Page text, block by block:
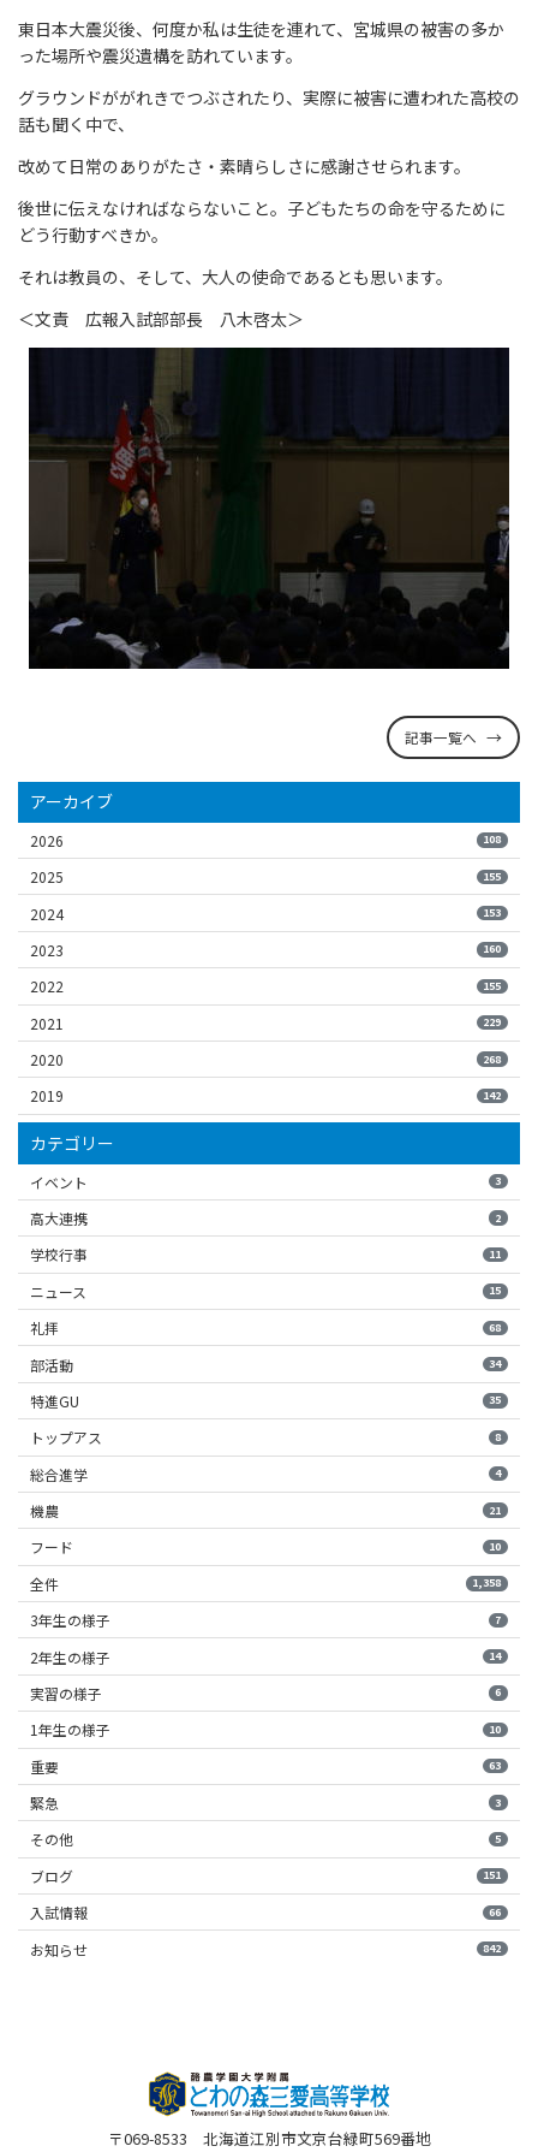
東日本大震災後、何度か私は生徒を連れて、宮城県の被害の多か
った場所や震災遺構を訪れています。
グラウンドががれきでつぶされたり、実際に被害に遭われた高校の
話も聞く中で、
改めて日常のありがたさ・素晴らしさに感謝させられます。
後世に伝えなければならないこと。子どもたちの命を守るために
どう行動すべきか。
それは教員の、そして、大人の使命であるとも思います。
＜文責 広報入試部部長 八木啓太＞
記事一覧へ
アーカイブ
2026 108
2025 155
2024 153
2023 160
2022 155
2021 229
2020 268
2019 142
カテゴリー
イベント 3
高大連携 2
学校行事 11
ニュース 15
礼拝 68
部活動 34
特進GU 35
トップアス 8
総合進学 4
機農 21
フード 10
全件 1,358
3年生の様子 7
2年生の様子 14
実習の様子 6
1年生の様子 10
重要 63
緊急 3
その他 5
ブログ 151
入試情報 66
お知らせ 842
〒069-8533 北海道江別市文京台緑町569番地